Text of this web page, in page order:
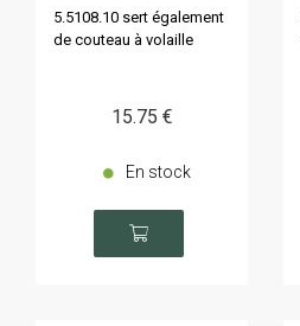
5.5108.10 sert également
de couteau à volaille
15.75 €
En stock